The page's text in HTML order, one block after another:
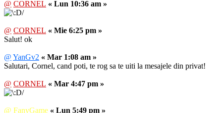
@ CORNEL « Lun 10:36 am »
@ CORNEL « Mie 6:25 pm »
Salut! ok
@ YanGv2 « Mar 1:08 am »
Salutari, Cornel, cand poti, te rog sa te uiti la mesajele din privat!
@ CORNEL « Mar 4:47 pm »
@ FanyGame « Lun 5:49 pm »